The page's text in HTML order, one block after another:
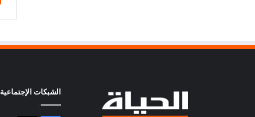
الشبكات الإجتماعية